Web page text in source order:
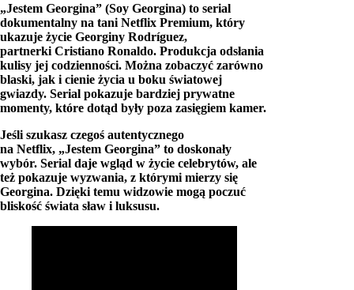
„Jestem Georgina” (Soy Georgina) to serial
dokumentalny na tani Netflix Premium, który
ukazuje życie Georginy Rodríguez,
partnerki Cristiano Ronaldo. Produkcja odsłania
kulisy jej codzienności. Można zobaczyć zarówno
blaski, jak i cienie życia u boku światowej
gwiazdy. Serial pokazuje bardziej prywatne
momenty, które dotąd były poza zasięgiem kamer.
Jeśli szukasz czegoś autentycznego
na Netflix, „Jestem Georgina” to doskonały
wybór. Serial daje wgląd w życie celebrytów, ale
też pokazuje wyzwania, z którymi mierzy się
Georgina. Dzięki temu widzowie mogą poczuć
bliskość świata sław i luksusu.